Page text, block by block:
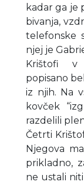
kadar ga je
bivanja,
telefonske
njej je
Krištofi v
popisano
iz njih. Na
kovček
razdelili
Četrti
Njegova
prikladno,
ne ustali